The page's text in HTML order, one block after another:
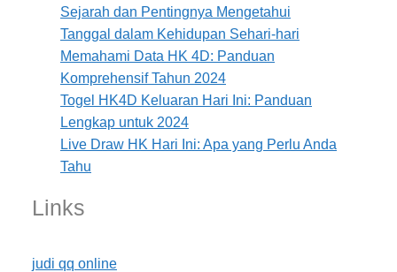
Sejarah dan Pentingnya Mengetahui
Tanggal dalam Kehidupan Sehari-hari
Memahami Data HK 4D: Panduan
Komprehensif Tahun 2024
Togel HK4D Keluaran Hari Ini: Panduan
Lengkap untuk 2024
Live Draw HK Hari Ini: Apa yang Perlu Anda
Tahu
Links
judi qq online